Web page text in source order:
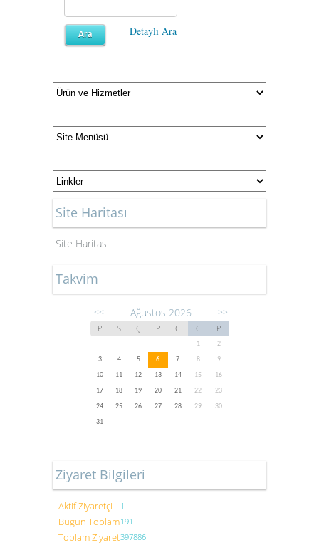
Detaylı Ara
Site Haritası
Site Haritası
Takvim
<< Ağustos 2026 >>
P S Ç P C C P
1
2
3
4 5 6 7 8
9
10
11 12 13 14 15
16
17
18 19 20 21 22
23
24
25 26 27 28 29
30
31
Ziyaret Bilgileri
Aktif Ziyaretçi 1
Bugün Toplam191
Toplam Ziyaret397886